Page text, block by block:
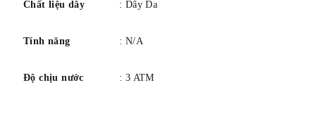
Chất liệu dây : Dây Da
Tính năng : N/A
Độ chịu nước : 3 ATM